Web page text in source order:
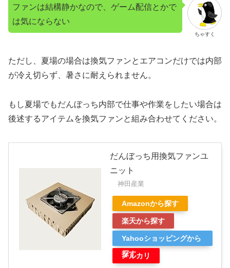
ちゃすく
ファンは結構静かなので、ゲーム配信とかで
は気にならない
ただし、夏場の場合は換気ファンとエアコンだけでは内部
が冷え切らず、暑さに耐えられません。
もし夏場でもだんぼっち内部で仕事や作業をしたい場合は
後述するアイテムを換気ファンと組み合わせてください。
だんぼっち用換気ファンユ
ニット
神田産業
Amazonから探す
楽天から探す
Yahooショッピングから
探す
メルカリ